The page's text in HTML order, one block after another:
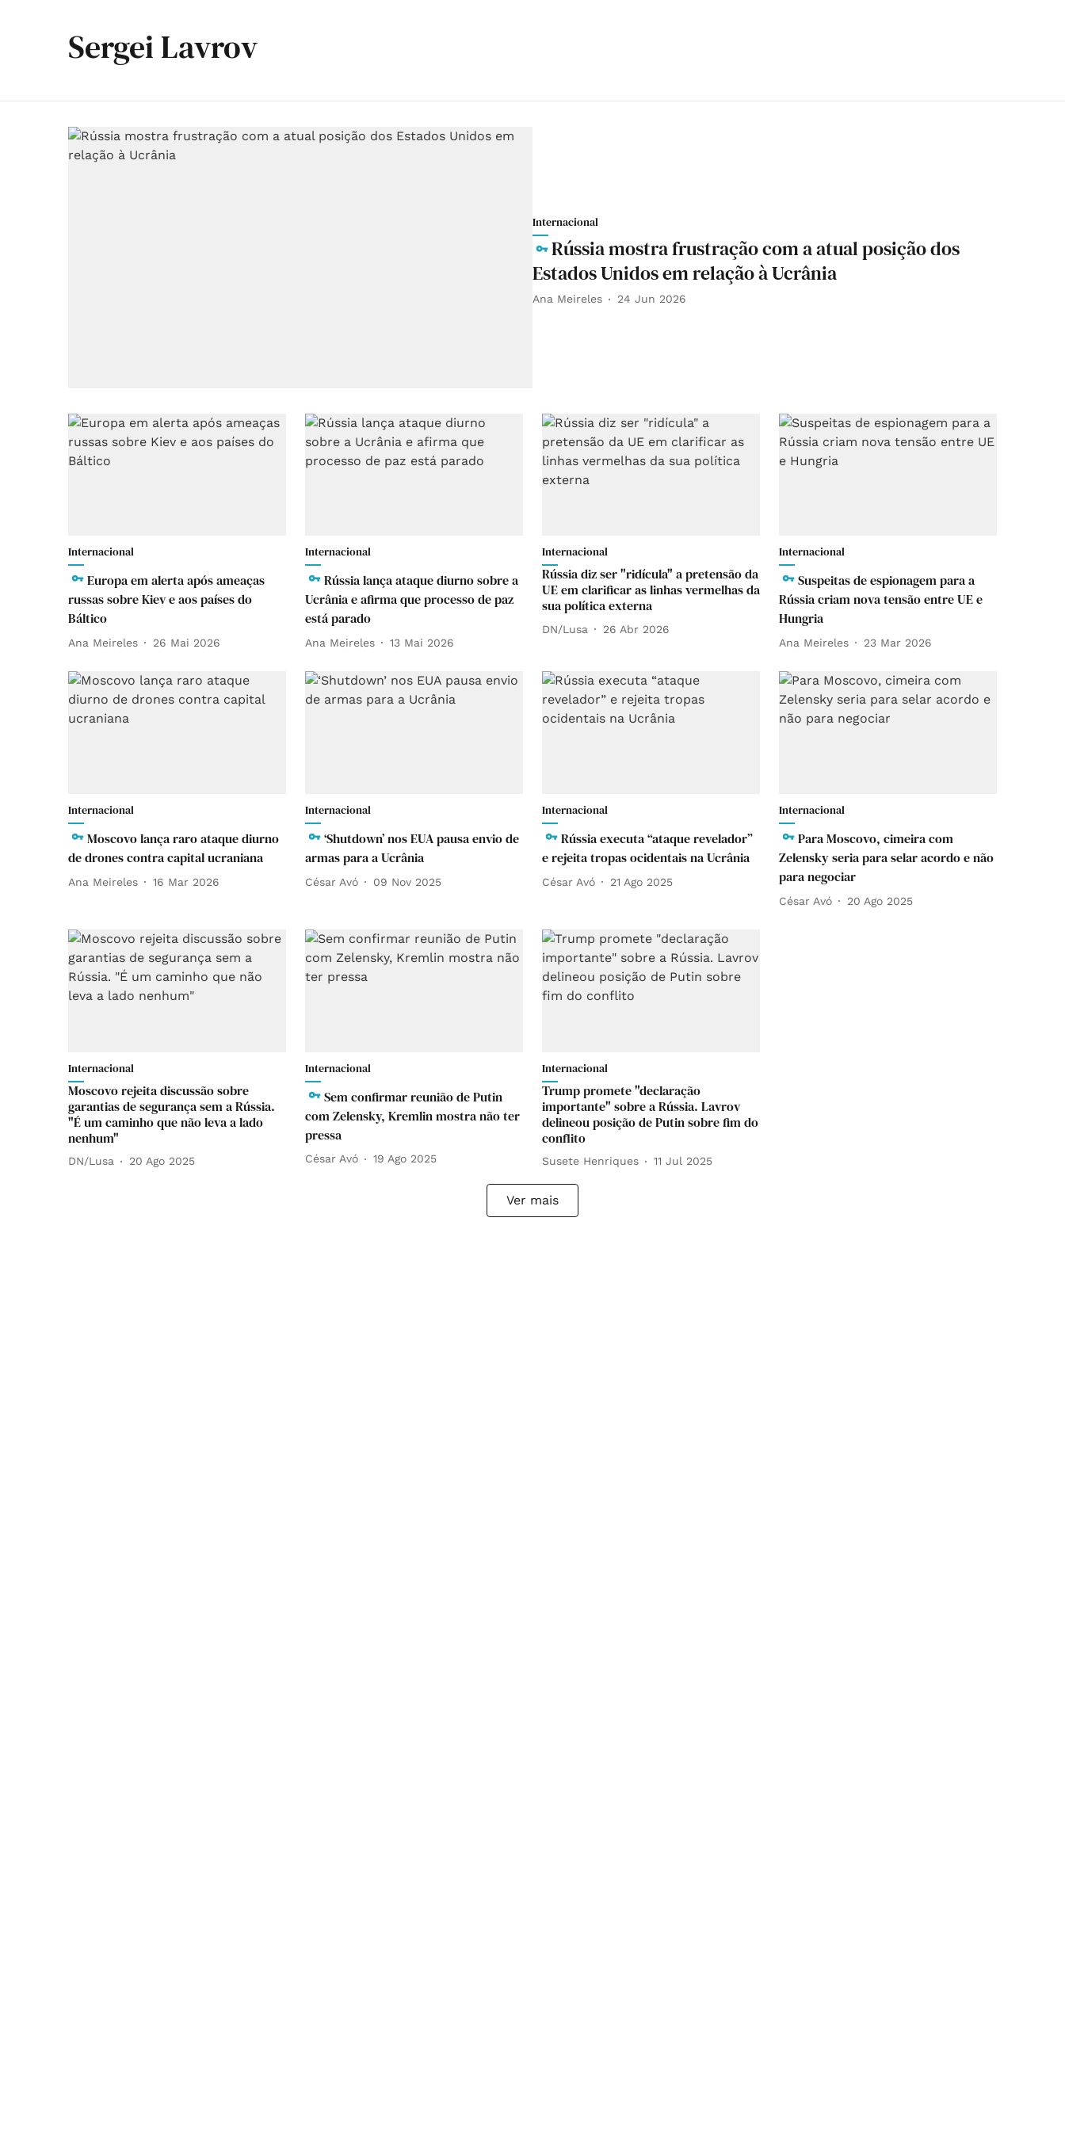
Sergei Lavrov
Internacional
Rússia mostra frustração com a atual posição dos
Estados Unidos em relação à Ucrânia
Ana Meireles 24 Jun 2026
Internacional
Europa em alerta após ameaças
russas sobre Kiev e aos países do
Báltico
Ana Meireles 26 Mai 2026
Internacional
Rússia lança ataque diurno sobre a
Ucrânia e afirma que processo de paz
está parado
Ana Meireles 13 Mai 2026
Internacional
Rússia diz ser "ridícula" a pretensão da
UE em clarificar as linhas vermelhas da
sua política externa
DN/Lusa 26 Abr 2026
Internacional
Suspeitas de espionagem para a
Rússia criam nova tensão entre UE e
Hungria
Ana Meireles 23 Mar 2026
Internacional
Moscovo lança raro ataque diurno
de drones contra capital ucraniana
Ana Meireles 16 Mar 2026
Internacional
‘Shutdown’ nos EUA pausa envio de
armas para a Ucrânia
César Avó 09 Nov 2025
Internacional
Rússia executa “ataque revelador”
e rejeita tropas ocidentais na Ucrânia
César Avó 21 Ago 2025
Internacional
Para Moscovo, cimeira com
Zelensky seria para selar acordo e não
para negociar
César Avó 20 Ago 2025
Internacional
Moscovo rejeita discussão sobre
garantias de segurança sem a Rússia.
"É um caminho que não leva a lado
nenhum"
DN/Lusa 20 Ago 2025
Internacional
Sem confirmar reunião de Putin
com Zelensky, Kremlin mostra não ter
pressa
César Avó 19 Ago 2025
Internacional
Trump promete "declaração
importante" sobre a Rússia. Lavrov
delineou posição de Putin sobre fim do
conflito
Susete Henriques 11 Jul 2025
Ver mais